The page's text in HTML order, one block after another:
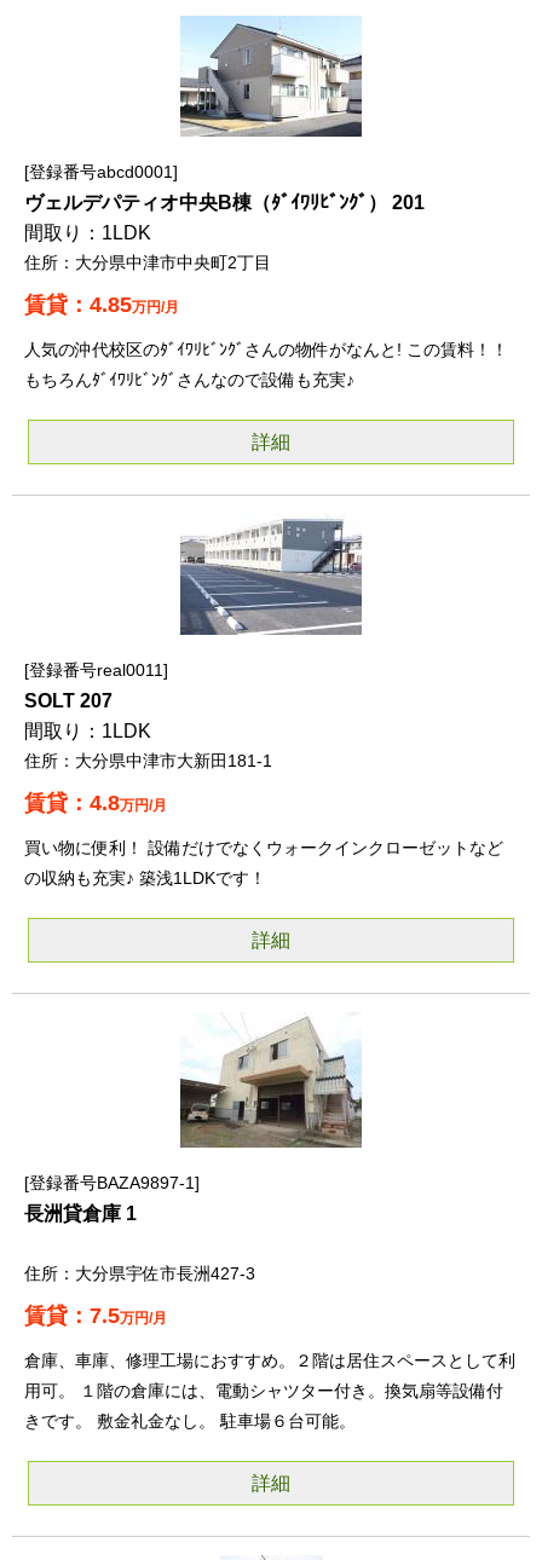
登録番号abcd0001
ヴェルデパティオ中央B棟（ﾀﾞｲﾜﾘﾋﾞﾝｸﾞ） 201
1LDK
大分県中津市中央町2丁目
4.85万円/月
人気の沖代校区のﾀﾞｲﾜﾘﾋﾞﾝｸﾞさんの物件がなんと! この賃料！！
もちろんﾀﾞｲﾜﾘﾋﾞﾝｸﾞさんなので設備も充実♪
詳細
登録番号real0011
SOLT 207
1LDK
大分県中津市大新田181-1
4.8万円/月
買い物に便利！ 設備だけでなくウォークインクローゼットなど
の収納も充実♪ 築浅1LDKです！
詳細
登録番号BAZA9897-1
長洲貸倉庫 1
大分県宇佐市長洲427-3
7.5万円/月
倉庫、車庫、修理工場におすすめ。２階は居住スペースとして利
用可。 １階の倉庫には、電動シャツター付き。換気扇等設備付
きです。 敷金礼金なし。 駐車場６台可能。
詳細